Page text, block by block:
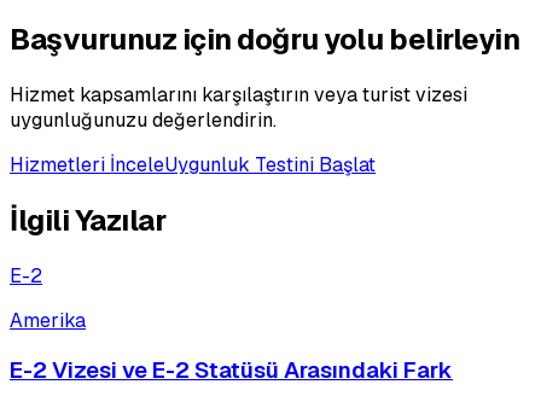
Başvurunuz için doğru yolu belirleyin
Hizmet kapsamlarını karşılaştırın veya turist vizesi
uygunluğunuzu değerlendirin.
Hizmetleri İnceleUygunluk Testini Başlat
İlgili Yazılar
E-2
Amerika
E-2 Vizesi ve E-2 Statüsü Arasındaki Fark